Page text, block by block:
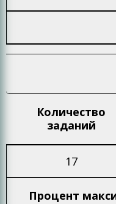
Количество
заданий
17
Процент